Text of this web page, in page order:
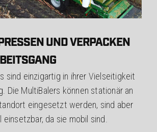
UND VERPACKEN
sind einzigartig in ihrer Vielseitigkeit
Die MultiBalers können stationär an
eingesetzt werden, sind aber
da sie mobil sind.